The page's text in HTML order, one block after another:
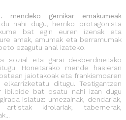
mendeko gernikar emakumeak
nahi dugu, herriko protagonista
bat egin euren izenak eta
amak, amumak eta berramumak
ezagutu ahal izateko.
sozial eta garai desberdinetako
Honetarako mende hasieran
jaiotakoak eta frankismoaren
ditugu. Testigantzen
ibilbide bat osatu nahi izan dugu
islatuz: umezainak, dendariak,
artistak kirolariak, tabernerak,